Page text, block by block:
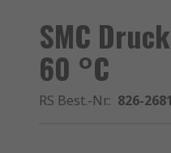
SMC
60 °C
RS Best.-Nr.: 826-2681